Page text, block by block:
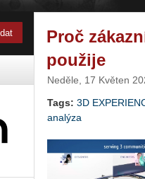
Proč
použije
Neděle, 17 Květen
Tags: 3D
analýza